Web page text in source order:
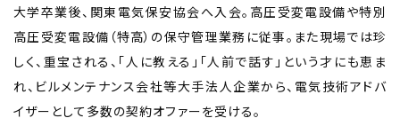
大学卒業後、関東電気保安協会へ入会。高圧受変電設備や特別
高圧受変電設備（特高）の保守管理業務に従事。また現場では珍
しく、重宝される、「人に教える」「人前で話す」という才にも恵ま
れ、ビルメンテナンス会社等大手法人企業から、電気技術アドバ
イザーとして多数の契約オファーを受ける。